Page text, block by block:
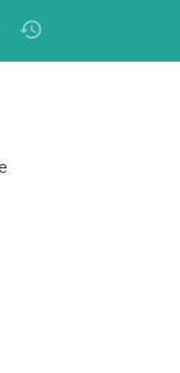
history